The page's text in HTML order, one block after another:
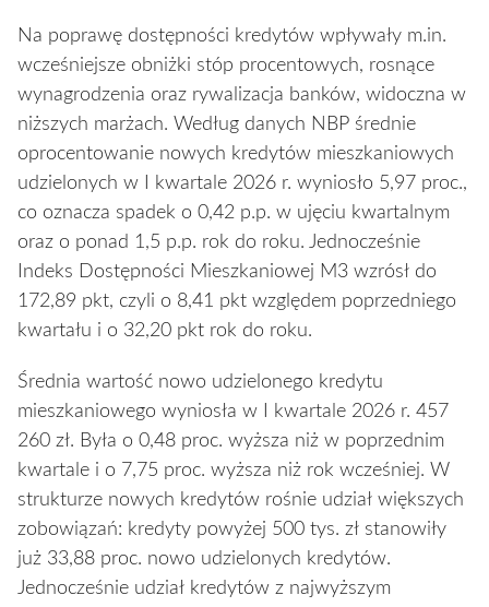
Na poprawę dostępności kredytów wpływały m.in.
wcześniejsze obniżki stóp procentowych, rosnące
wynagrodzenia oraz rywalizacja banków, widoczna w
niższych marżach. Według danych NBP średnie
oprocentowanie nowych kredytów mieszkaniowych
udzielonych w I kwartale 2026 r. wyniosło 5,97 proc.,
co oznacza spadek o 0,42 p.p. w ujęciu kwartalnym
oraz o ponad 1,5 p.p. rok do roku. Jednocześnie
Indeks Dostępności Mieszkaniowej M3 wzrósł do
172,89 pkt, czyli o 8,41 pkt względem poprzedniego
kwartału i o 32,20 pkt rok do roku.
Średnia wartość nowo udzielonego kredytu
mieszkaniowego wyniosła w I kwartale 2026 r. 457
260 zł. Była o 0,48 proc. wyższa niż w poprzednim
kwartale i o 7,75 proc. wyższa niż rok wcześniej. W
strukturze nowych kredytów rośnie udział większych
zobowiązań: kredyty powyżej 500 tys. zł stanowiły
już 33,88 proc. nowo udzielonych kredytów.
Jednocześnie udział kredytów z najwyższym